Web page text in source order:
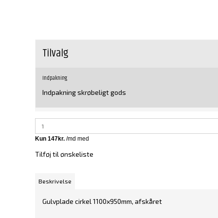
Tilvalg
Indpakning
Indpakning skrøbeligt gods
Tilføj til ønskeliste
Beskrivelse
Gulvplade cirkel 1100x950mm, afskåret